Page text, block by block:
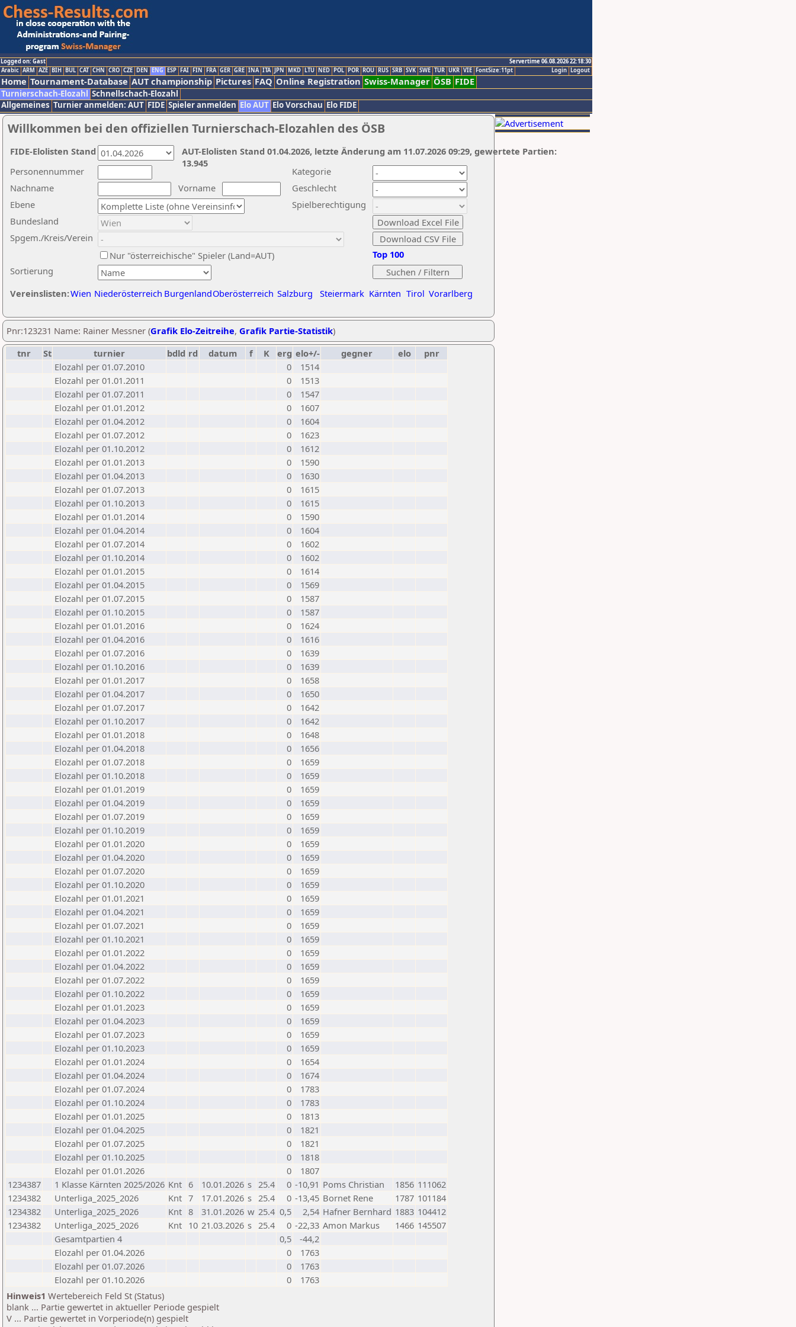
Logged on: Gast
Servertime 06.08.2026 22:18:30
Logout
Login
Arabic ARM AZE BIH BUL CAT CHN CRO CZE DEN ENG ESP FAI FIN FRA GER GRE INA ITA JPN MKD LTU NED POL POR ROU RUS SRB SVK SWE TUR UKR VIE FontSize:11pt
Home Tournament-Database AUT championship Pictures FAQ Online Registration Swiss-Manager ÖSB FIDE
Turnierschach-Elozahl Schnellschach-Elozahl
Allgemeines Turnier anmelden: AUT FIDE Spieler anmelden Elo AUT Elo Vorschau Elo FIDE
Willkommen bei den offiziellen Turnierschach-Elozahlen des ÖSB
Nachname
Vorname
Ebene
Kategorie
Sortierung
Personennummer
Bundesland
Spgem./Kreis/Verein
Geschlecht
Nur "österreichische" Spieler (Land=AUT)
Spielberechtigung
Vereinslisten:Wien Niederösterreich BurgenlandOberösterreich Salzburg Steiermark Kärnten Tirol Vorarlberg
Top 100
AUT-Elolisten Stand 01.04.2026, letzte Änderung am 11.07.2026 09:29, gewertete Partien:
13.945
FIDE-Elolisten Stand
Pnr:123231 Name: Rainer Messner (Grafik Elo-Zeitreihe, Grafik Partie-Statistik)
tnr
St turnier bdld rd datum f K erg elo+/- gegner elo
pnr
Elozahl per 01.07.2010
0
1514
Elozahl per 01.01.2011
0
1513
Elozahl per 01.07.2011
0
1547
Elozahl per 01.01.2012
0
1607
Elozahl per 01.04.2012
0
1604
Elozahl per 01.07.2012
0
1623
Elozahl per 01.10.2012
0
1612
Elozahl per 01.01.2013
0
1590
Elozahl per 01.04.2013
0
1630
Elozahl per 01.07.2013
0
1615
Elozahl per 01.10.2013
0
1615
Elozahl per 01.01.2014
0
1590
Elozahl per 01.04.2014
0
1604
Elozahl per 01.07.2014
0
1602
Elozahl per 01.10.2014
0
1602
Elozahl per 01.01.2015
0
1614
Elozahl per 01.04.2015
0
1569
Elozahl per 01.07.2015
0
1587
Elozahl per 01.10.2015
0
1587
Elozahl per 01.01.2016
0
1624
Elozahl per 01.04.2016
0
1616
Elozahl per 01.07.2016
0
1639
Elozahl per 01.10.2016
0
1639
Elozahl per 01.01.2017
0
1658
Elozahl per 01.04.2017
0
1650
Elozahl per 01.07.2017
0
1642
Elozahl per 01.10.2017
0
1642
Elozahl per 01.01.2018
0
1648
Elozahl per 01.04.2018
0
1656
Elozahl per 01.07.2018
0
1659
Elozahl per 01.10.2018
0
1659
Elozahl per 01.01.2019
0
1659
Elozahl per 01.04.2019
0
1659
Elozahl per 01.07.2019
0
1659
Elozahl per 01.10.2019
0
1659
Elozahl per 01.01.2020
0
1659
Elozahl per 01.04.2020
0
1659
Elozahl per 01.07.2020
0
1659
Elozahl per 01.10.2020
0
1659
Elozahl per 01.01.2021
0
1659
Elozahl per 01.04.2021
0
1659
Elozahl per 01.07.2021
0
1659
Elozahl per 01.10.2021
0
1659
Elozahl per 01.01.2022
0
1659
Elozahl per 01.04.2022
0
1659
Elozahl per 01.07.2022
0
1659
Elozahl per 01.10.2022
0
1659
Elozahl per 01.01.2023
0
1659
Elozahl per 01.04.2023
0
1659
Elozahl per 01.07.2023
0
1659
Elozahl per 01.10.2023
0
1659
Elozahl per 01.01.2024
0
1654
Elozahl per 01.04.2024
0
1674
Elozahl per 01.07.2024
0
1783
Elozahl per 01.10.2024
0
1783
Elozahl per 01.01.2025
0
1813
Elozahl per 01.04.2025
0
1821
Elozahl per 01.07.2025
0
1821
Elozahl per 01.10.2025
0
1818
Elozahl per 01.01.2026
0
1807
1234387
1 Klasse Kärnten 2025/2026 Knt 6 10.01.2026 s 25.4 0 -10,91 Poms Christian 1856 111062
1234382
Unterliga_2025_2026 Knt 7 17.01.2026 s 25.4 0 -13,45 Bornet Rene 1787 101184
1234382
Unterliga_2025_2026 Knt 8 31.01.2026 w 25.4 0,5 2,54 Hafner Bernhard 1883 104412
1234382
Unterliga_2025_2026 Knt 10 21.03.2026 s 25.4 0 -22,33 Amon Markus 1466 145507
Gesamtpartien 4
0,5
-44,2
Elozahl per 01.04.2026
0
1763
Elozahl per 01.07.2026
0
1763
Elozahl per 01.10.2026
0
1763
Hinweis1 Wertebereich Feld St (Status)
blank ... Partie gewertet in aktueller Periode gespielt
V ... Partie gewertet in Vorperiode(n) gespielt